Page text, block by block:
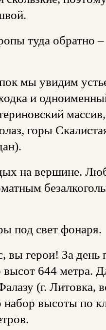
туда обратно
мы увидим
и
горы
на вершине.
под свет фонаря.
вы герои! За
644 метра.
(г. Литовка,
набор высоты по